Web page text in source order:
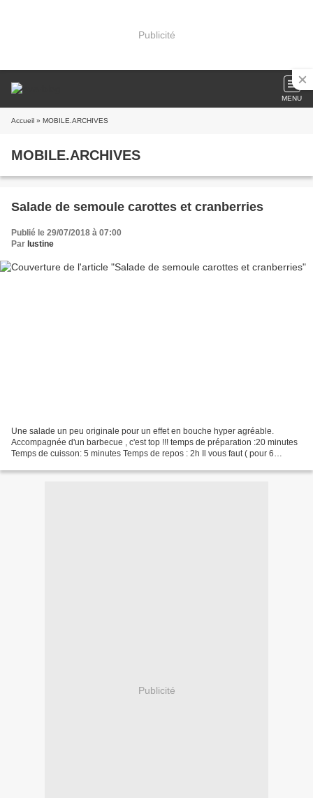
Publicité
MENU
Accueil » MOBILE.ARCHIVES
MOBILE.ARCHIVES
Salade de semoule carottes et cranberries
Publié le 29/07/2018 à 07:00
Par lustine
Une salade un peu originale pour un effet en bouche hyper agréable.
Accompagnée d'un barbecue , c'est top !!! temps de préparation :20 minutes
Temps de cuisson: 5 minutes Temps de repos : 2h Il vous faut ( pour 6
Publicité